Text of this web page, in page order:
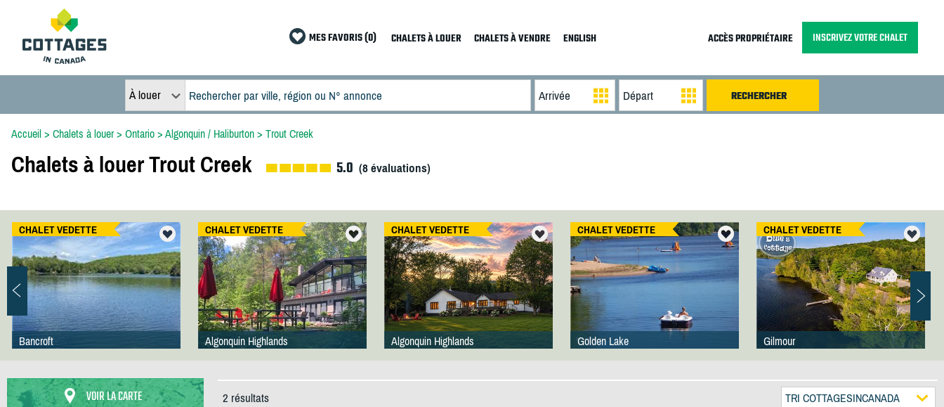
MES FAVORIS (0) CHALETS À LOUER CHALETS À VENDRE ENGLISH ACCÈS PROPRIÉTAIRE INSCRIVEZ VOTRE CHALET
À louer
Accueil> Chalets à louer> Ontario> Algonquin / Haliburton> Trout Creek
Chalets à louer Trout Creek 5.0 (8évaluations)
CHALET VEDETTE
Bancroft
CHALET VEDETTE
Algonquin Highlands
CHALET VEDETTE
Algonquin Highlands
CHALET VEDETTE
Golden Lake
CHALET VEDETTE
Gilmour
VOIR LA CARTE 2 résultats TRI COTTAGESINCANADA